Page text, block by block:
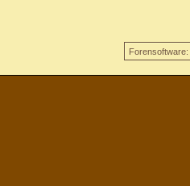
Forensoftware: